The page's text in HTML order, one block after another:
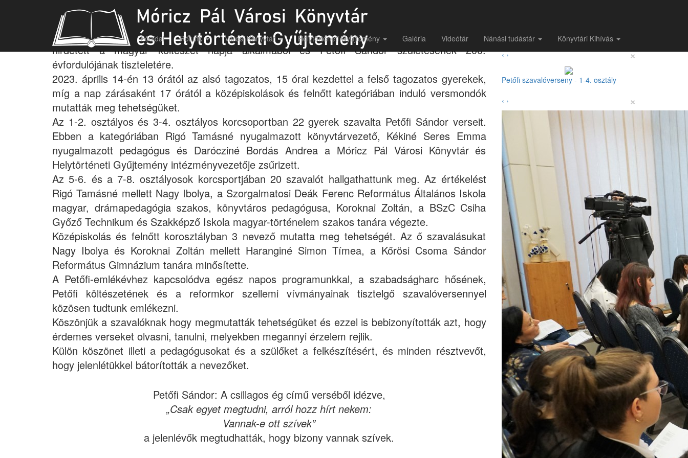
Főoldal Rólunk Városi Könyvtár Helytörténeti Gyűjtemény Galéria Videótár Nánási tudástár Könyvtári Kihívás
Petőfi Sándor szavalóverseny
A Móricz Pál Városi Könyvtár és Helytörténeti Gyűjtemény Petőfi Sándor szavalóversenyt
hirdetett a magyar költészet napja alkalmából és Petőfi Sándor születésének 200.
évfordulójának tiszteletére.
2023. április 14-én 13 órától az alsó tagozatos, 15 órai kezdettel a felső tagozatos gyerekek,
míg a nap zárásaként 17 órától a középiskolások és felnőtt kategóriában induló versmondók
mutatták meg tehetségüket.
Az 1-2. osztályos és 3-4. osztályos korcsoportban 22 gyerek szavalta Petőfi Sándor verseit.
Ebben a kategóriában Rigó Tamásné nyugalmazott könyvtárvezető, Kékiné Seres Emma
nyugalmazott pedagógus és Darócziné Bordás Andrea a Móricz Pál Városi Könyvtár és
Helytörténeti Gyűjtemény intézményvezetője zsűrizett.
Az 5-6. és a 7-8. osztályosok korcsportjában 20 szavalót hallgathattunk meg. Az értékelést
Rigó Tamásné mellett Nagy Ibolya, a Szorgalmatosi Deák Ferenc Református Általános Iskola
magyar, drámapedagógia szakos, könyvtáros pedagógusa, Koroknai Zoltán, a BSzC Csiha
Győző Technikum és Szakképző Iskola magyar-történelem szakos tanára végezte.
Középiskolás és felnőtt korosztályban 3 nevező mutatta meg tehetségét. Az ő szavalásukat
Nagy Ibolya és Koroknai Zoltán mellett Haranginé Simon Tímea, a Kőrösi Csoma Sándor
Református Gimnázium tanára minősítette.
A Petőfi-emlékévhez kapcsolódva egész napos programunkkal, a szabadságharc hősének,
Petőfi költészetének és a reformkor szellemi vívmányainak tisztelgő szavalóversennyel
közösen tudtunk emlékezni.
Köszönjük a szavalóknak hogy megmutatták tehetségüket és ezzel is bebizonyították azt, hogy
érdemes verseket olvasni, tanulni, melyekben megannyi érzelem rejlik.
Külön köszönet illeti a pedagógusokat és a szülőket a felkészítésért, és minden résztvevőt,
hogy jelenlétükkel bátorították a nevezőket.
Petőfi Sándor: A csillagos ég című verséből idézve,
„Csak egyet megtudni, arról hozz hírt nekem:
Vannak-e ott szívek”
a jelenlévők megtudhatták, hogy bizony vannak szívek.
Kapcsolódó képgaléria
‹ › ×
Petőfi szavalóverseny - 1-4. osztály
‹ › ×